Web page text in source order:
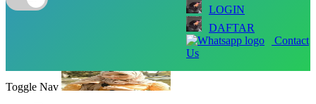
LOGIN
DAFTAR
Contact
Us
Toggle Nav